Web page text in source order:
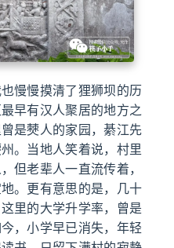
慢慢摸清了狸狮坝的历
早有汉人聚居的地方之
是僰人的家园，綦江先
。当地人笑着说，村里
但老辈人一直流传着，
。更有意思的是，几十
里的大学升学率，曾是
，小学早已消失，年轻